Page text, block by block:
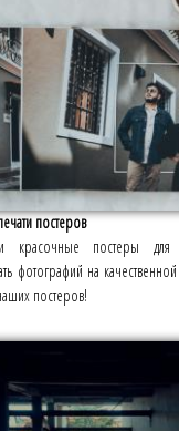
постеров
красочные постеры для
фотографий на
постеров!